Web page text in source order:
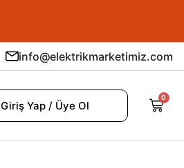
info@elektrikmarketimiz.com
Giriş Yap / Üye Ol
0